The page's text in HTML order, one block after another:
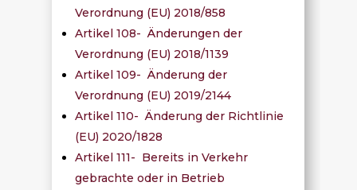
Verordnung (EU) 2018/858
Artikel 108- Änderungen der
Verordnung (EU) 2018/1139
Artikel 109- Änderung der
Verordnung (EU) 2019/2144
Artikel 110- Änderung der Richtlinie
(EU) 2020/1828
Artikel 111- Bereits in Verkehr
gebrachte oder in Betrieb